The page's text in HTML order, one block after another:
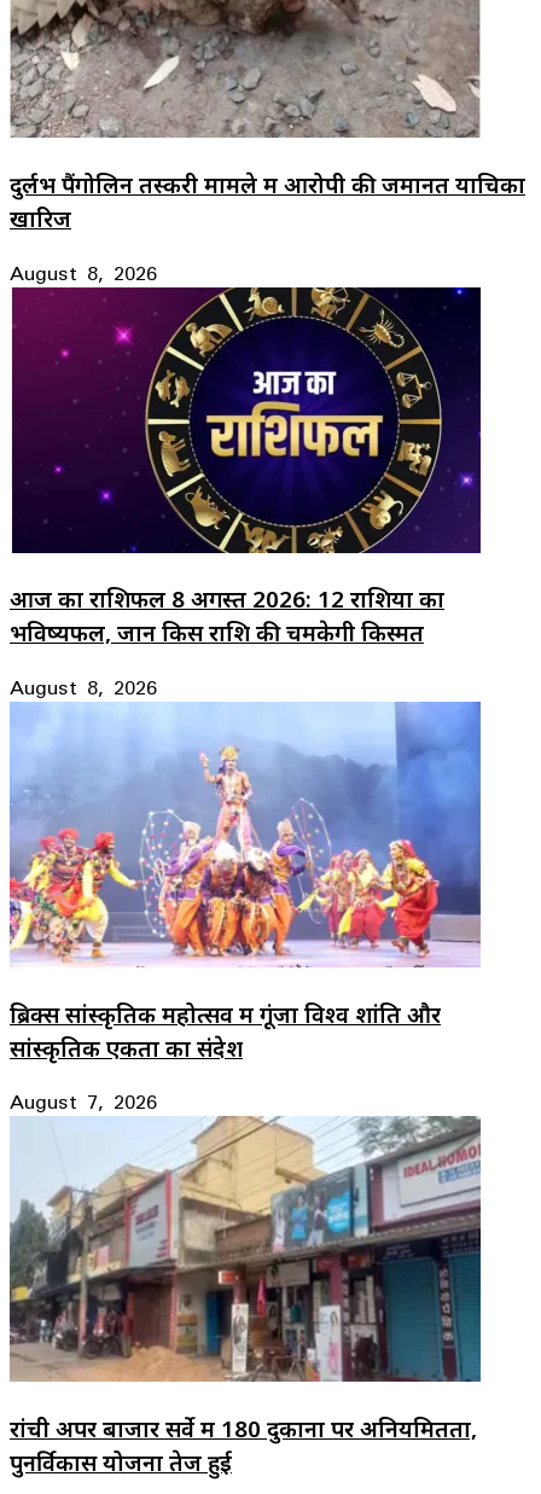
दुर्लभ पैंगोलिन तस्करी मामले में आरोपी की जमानत याचिका
खारिज
August 8, 2026
आज का राशिफल 8 अगस्त 2026: 12 राशियों का
भविष्यफल, जानें किस राशि की चमकेगी किस्मत
August 8, 2026
ब्रिक्स सांस्कृतिक महोत्सव में गूंजा विश्व शांति और
सांस्कृतिक एकता का संदेश
August 7, 2026
रांची अपर बाजार सर्वे में 180 दुकानों पर अनियमितता,
पुनर्विकास योजना तेज हुई